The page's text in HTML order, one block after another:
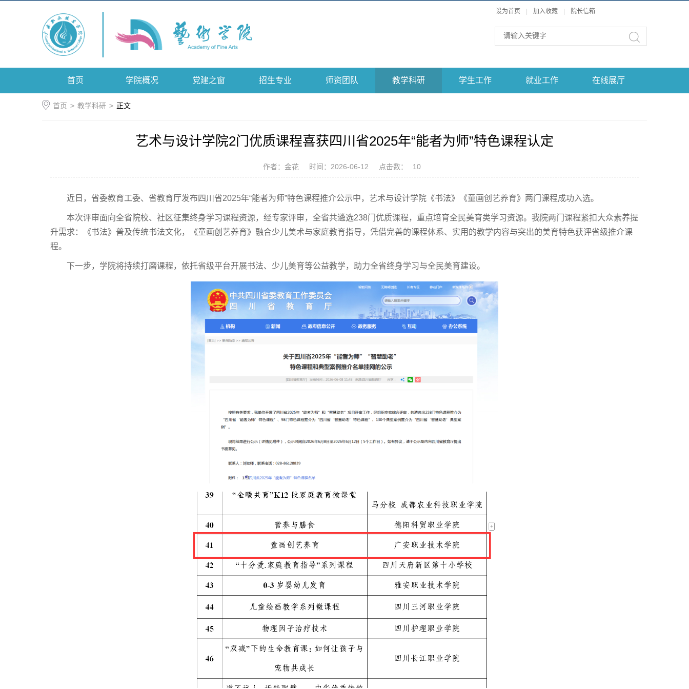
设为首页 加入收藏 院长信箱
首页 学院概况 党建之窗 招生专业 师资团队 教学科研 学生工作 就业工作 在线展厅
首页 > 教学科研 > 正文
艺术与设计学院2门优质课程喜获四川省2025年“能者为师”特色课程认定
作者：金花 时间：2026-06-12 点击数： 10
近日，省委教育工委、省教育厅发布四川省2025年“能者为师”特色课程推介公示中，艺术与设计学院《书法》《童画创艺养育》两门课程成功入选。
本次评审面向全省院校、社区征集终身学习课程资源，经专家评审，全省共遴选238门优质课程，重点培育全民美育类学习资源。我院两门课程紧扣大众素养提
升需求：《书法》普及传统书法文化，《童画创艺养育》融合少儿美术与家庭教育指导，凭借完善的课程体系、实用的教学内容与突出的美育特色获评省级推介课
程。
下一步，学院将持续打磨课程，依托省级平台开展书法、少儿美育等公益教学，助力全省终身学习与全民美育建设。